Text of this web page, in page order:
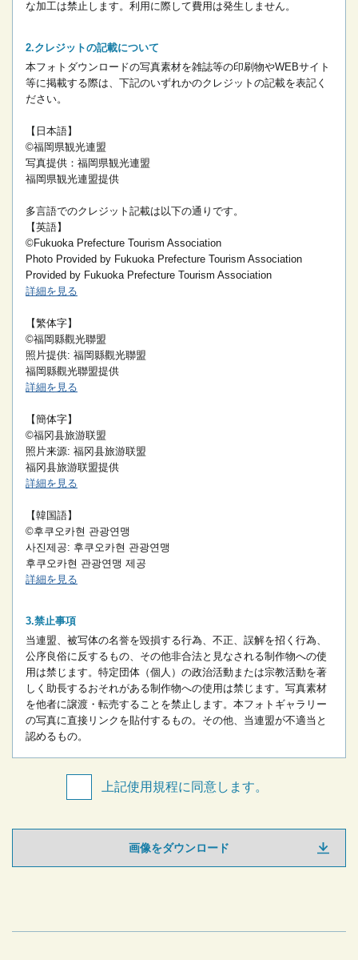
な加工は禁止します。 利用に際して費用は発生しません。
クレジットの記載について
本フォトダウンロードの写真素材を雑誌等の印刷物やWEBサイト
等に掲載する際は、下記のいずれかのクレジットの記載を表記く
ださい。
【日本語】
©福岡県観光連盟
写真提供：福岡県観光連盟
福岡県観光連盟提供
多言語でのクレジット記載は以下の通りです。
【英語】
©Fukuoka Prefecture Tourism Association
Photo Provided by Fukuoka Prefecture Tourism Association
Provided by Fukuoka Prefecture Tourism Association
詳細を見る
【繁体字】
©福岡縣觀光聯盟
照片提供: 福岡縣觀光聯盟
福岡縣觀光聯盟提供
詳細を見る
【簡体字】
©福冈县旅游联盟
照片来源: 福冈县旅游联盟
福冈县旅游联盟提供
詳細を見る
【韓国語】
©후쿠오카현 관광연맹
사진제공: 후쿠오카현 관광연맹
후쿠오카현 관광연맹 제공
詳細を見る
禁止事項
当連盟、被写体の名誉を毀損する行為、不正、誤解を招く行為、
公序良俗に反するもの、その他非合法と見なされる制作物への使
用は禁じます。 特定団体（個人）の政治活動または宗教活動を著
しく助長するおそれがある制作物への使用は禁じます。 写真素材
を他者に譲渡・転売することを禁止します。 本フォトギャラリー
の写真に直接リンクを貼付するもの。 その他、当連盟が不適当と
認めるもの。
上記使用規程に同意します。
画像をダウンロード